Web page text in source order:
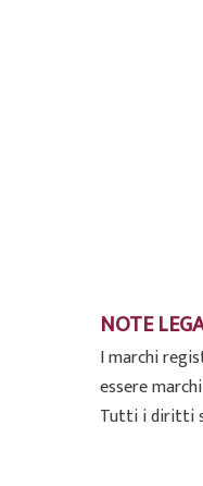
NOTE
I marchi
essere
Tutti i diritti